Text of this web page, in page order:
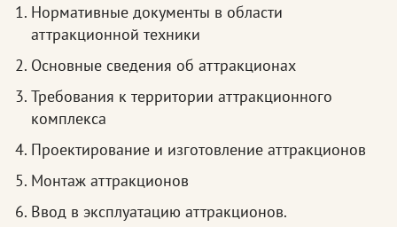
Нормативные документы в области
аттракционной техники
Основные сведения об аттракционах
Требования к территории аттракционного
комплекса
Проектирование и изготовление аттракционов
Монтаж аттракционов
Ввод в эксплуатацию аттракционов.